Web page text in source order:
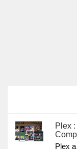
Plex
Plex